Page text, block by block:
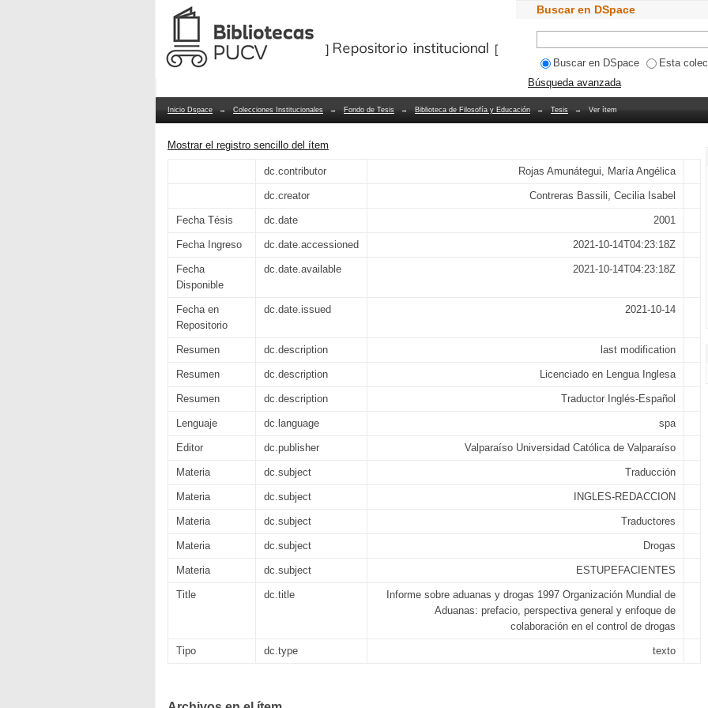
Informe sobre aduanas y drogas 1997 Organización Mundial
perspectiva general y enfoque de colaboración en el control
Repositorio Dspace/Manakin Buscar en DSpace
Buscar en DSpace
Esta
Búsqueda avanzada
Inicio Dspace → Colecciones Institucionales → Fondo de Tesis → Biblioteca de Filosofía y Educación → Tesis → Ver ítem
Mostrar el registro sencillo del ítem
dc.contributor Rojas Amunátegui, María Angélica
dc.creator Contreras Bassili, Cecilia Isabel
Fecha Tésis dc.date 2001
Fecha Ingreso dc.date.accessioned 2021-10-14T04:23:18Z
Fecha
Disponible
dc.date.available 2021-10-14T04:23:18Z
Fecha en
Repositorio
dc.date.issued 2021-10-14
Resumen dc.description last modification
Resumen dc.description Licenciado en Lengua Inglesa
Resumen dc.description Traductor Inglés-Español
Lenguaje dc.language spa
Editor dc.publisher Valparaíso Universidad Católica de Valparaíso
Materia dc.subject Traducción
Materia dc.subject INGLES-REDACCION
Materia dc.subject Traductores
Materia dc.subject Drogas
Materia dc.subject ESTUPEFACIENTES
Title dc.title
Informe sobre aduanas y drogas 1997 Organización Mundial de
Aduanas: prefacio, perspectiva general y enfoque de
colaboración en el control de drogas
Tipo dc.type texto